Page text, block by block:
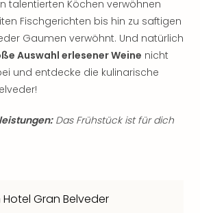
talentierten Köchen verwöhnen
Fischgerichten bis hin zu saftigen
Gaumen verwöhnt. Und natürlich
Auswahl erlesener Weine nicht
und entdecke die kulinarische
Das Frühstück ist für dich
Hotel Gran Belveder